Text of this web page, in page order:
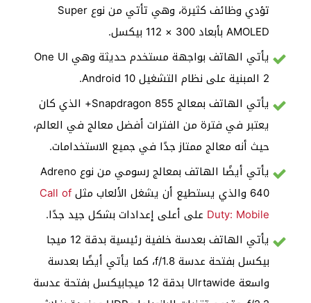
تؤدي وظائف كثيرة، وهي تأتي من نوع Super
AMOLED بأبعاد 300 × 112 بيكسل.
يأتي الهاتف بواجهة مستخدم حديثة وهي One UI
2 المبنية على نظام التشغيل Android 10.
يأتي الهاتف بمعالج Snapdragon 855+ الذي كان
يعتبر في فترة من الفترات أفضل معالج في العالم،
حيث أنه معالج ممتاز جدًا في جميع الاستخدامات.
يأتي أيضًا الهاتف بمعالج رسومي من نوع Adreno
640 والذي يستطيع أن يشغل الألعاب مثل
Call of
Duty: Mobile على أعلى إعدادات بشكل جيد جدًا.
يأتي الهاتف بعدسة خلفية رئيسية بدقة 12 ميجا
بيكسل بفتحة عدسة f/1.8، كما يأتي أيضًا بعدسة
واسعة Ulrtawide بدقة 12 ميجابيكسل بفتحة عدسة